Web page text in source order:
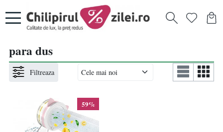
para dus
Filtreaza
59%